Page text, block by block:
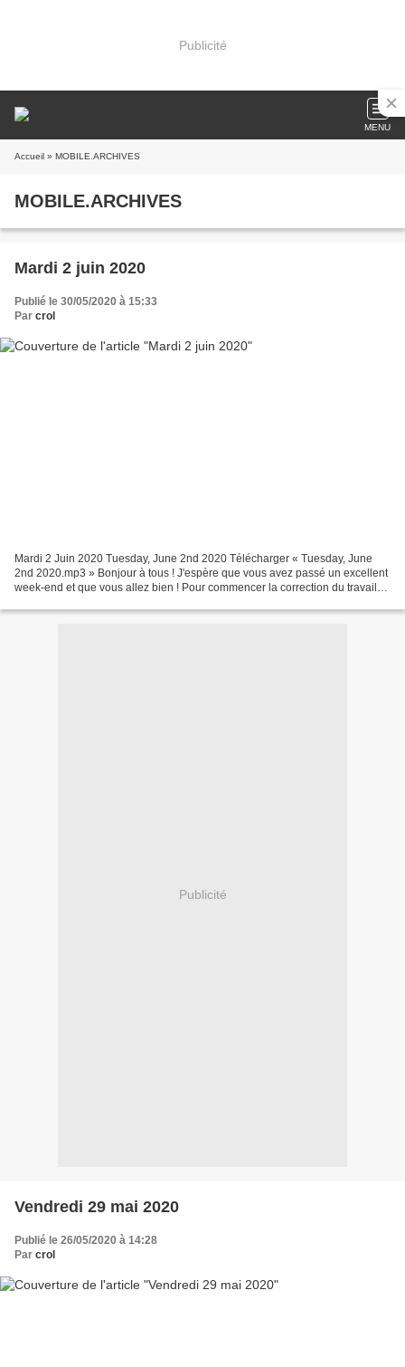
Publicité
MENU
Accueil » MOBILE.ARCHIVES
MOBILE.ARCHIVES
Mardi 2 juin 2020
Publié le 30/05/2020 à 15:33
Par crol
Mardi 2 Juin 2020 Tuesday, June 2nd 2020 Télécharger « Tuesday, June
2nd 2020.mp3 » Bonjour à tous ! J'espère que vous avez passé un excellent
week-end et que vous allez bien ! Pour commencer la correction du travail
Publicité
Vendredi 29 mai 2020
Publié le 26/05/2020 à 14:28
Par crol